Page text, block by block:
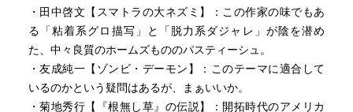
・田中啓文【スマトラの大ネズミ】：この作家の味でもあ
る「粘着系グロ描写」と「脱力系ダジャレ」が陰を潜め
た、中々良質のホームズもののパスティーシュ。
・友成純一【ゾンビ・デーモン】：このテーマに適合して
いるのかという疑問はあるが、まぁいいか。
・菊地秀行【『根無し草』の伝説】：開拓時代のアメリカ